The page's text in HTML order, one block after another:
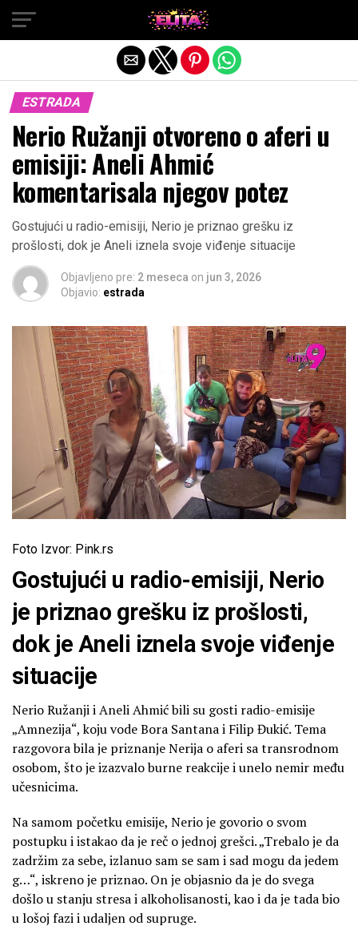
ESTRADA
Nerio Ružanji otvoreno o aferi u
emisiji: Aneli Ahmić
komentarisala njegov potez
Gostujući u radio-emisiji, Nerio je priznao grešku iz
prošlosti, dok je Aneli iznela svoje viđenje situacije
Objavljeno pre: 2 meseca on jun 3, 2026
Objavio: estrada
Foto Izvor: Pink.rs
Gostujući u radio-emisiji, Nerio
je priznao grešku iz prošlosti,
dok je Aneli iznela svoje viđenje
situacije
Nerio Ružanji i Aneli Ahmić bili su gosti radio-emisije
„Amnezija“, koju vode Bora Santana i Filip Đukić. Tema
razgovora bila je priznanje Nerija o aferi sa transrodnom
osobom, što je izazvalo burne reakcije i unelo nemir među
učesnicima.
Na samom početku emisije, Nerio je govorio o svom
postupku i istakao da je reč o jednoj grešci. „Trebalo je da
zadržim za sebe, izlanuo sam se sam i sad mogu da jedem
g…“, iskreno je priznao. On je objasnio da je do svega
došlo u stanju stresa i alkoholisanosti, kao i da je tada bio
u lošoj fazi i udaljen od supruge.
Exit mobile version